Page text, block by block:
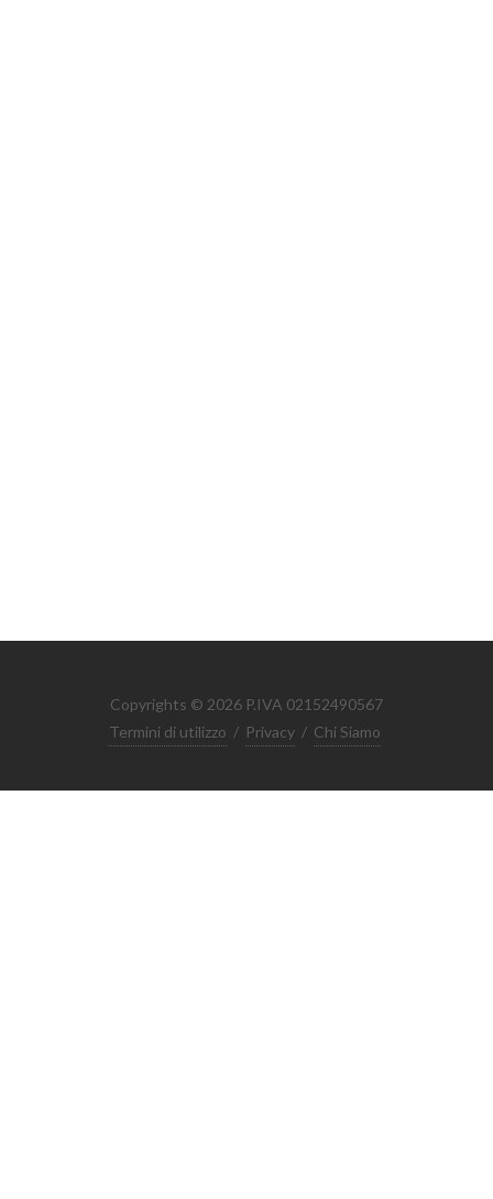
Copyrights © 2026 P.IVA 02152490567
Termini di utilizzo / Privacy / Chi Siamo